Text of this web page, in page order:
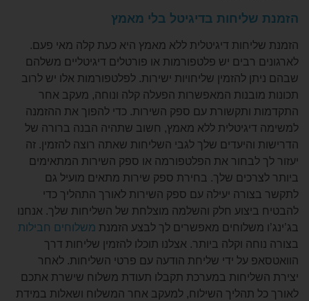
בדיגיטל בלי מאמץ
דיגיטלית ללא מאמץ היא כעת קלה מאי פעם.
רבים יש פלטפורמות או פורטלים דיגיטליים משלהם
להזמין שליחויות ישירות. לפלטפורמות אלו יש לרוב
המאפשרות הפעלה קלה ונוחה, מעקב אחר
ותקשורת עם ספק השירות. כדי להפוך את ההזמנה
ללא מאמץ, חשוב שתהיה הבנה ברורה של
שלך לגבי השליחות שאתה רוצה להזמין. זה
לבחור את הפלטפורמה או ספק השירות המתאימים
שלך. בחירת ספק שירות מתאים מועיל גם
יעילה עם ספק השירות לאורך התהליך כדי
חלק והשלמה מוצלחת של השליחות שלך. אנחנו
משלוחים מאפשרים לך לבצע הזמנתמשלוחים חבילות
וקלה ביותר. אצלנו תוכלו להזמין שליחות דרך
על ידי שליחת הודעה עם פרטי השליחות. לאחר
במערכת תקבלו תעודת משלוח שישרת אתכם
תהליך השילוח, למעקב אחר המשלוח ושאלות במידת